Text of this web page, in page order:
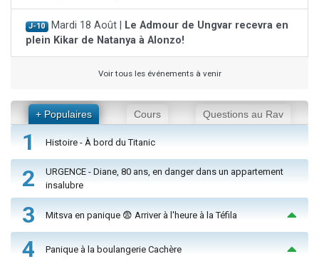
J-10 Mardi 18 Août |
Le Admour de Ungvar recevra en
plein Kikar de Natanya à Alonzo!
Voir tous les événements à venir
+ Populaires Cours Questions au Rav
1 Histoire - À bord du Titanic
2
URGENCE - Diane, 80 ans, en danger dans un appartement
insalubre
3 Mitsva en panique 😨 Arriver à l'heure à la Téfila
4 Panique à la boulangerie Cachère